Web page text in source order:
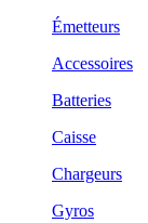
Émetteurs
Accessoires
Batteries
Caisse
Chargeurs
Gyros